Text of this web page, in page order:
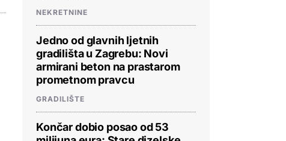
NEKRETNINE
Jedno od glavnih ljetnih
gradilišta u Zagrebu: Novi
armirani beton na prastarom
prometnom pravcu
GRADILIŠTE
Končar dobio posao od 53